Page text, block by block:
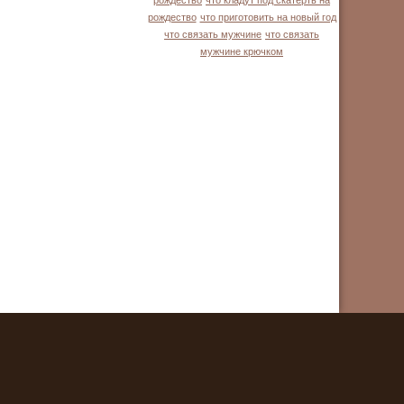
рождество что приготовить на новый год
что связать мужчине что связать
мужчине крючком